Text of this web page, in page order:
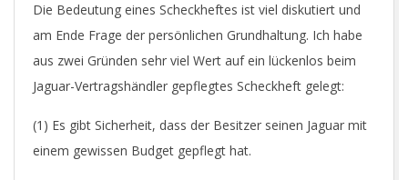
Die Bedeutung eines Scheckheftes ist viel diskutiert und
am Ende Frage der persönlichen Grundhaltung. Ich habe
aus zwei Gründen sehr viel Wert auf ein lückenlos beim
Jaguar-Vertragshändler gepflegtes Scheckheft gelegt:
(1) Es gibt Sicherheit, dass der Besitzer seinen Jaguar mit
einem gewissen Budget gepflegt hat.